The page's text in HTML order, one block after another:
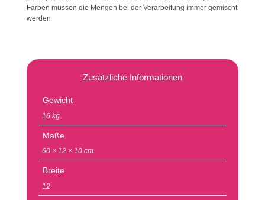
Farben müssen die Mengen bei der Verarbeitung immer gemischt
werden
Zusätzliche Informationen
Gewicht
16 kg
Maße
60 × 12 × 10 cm
Breite
12